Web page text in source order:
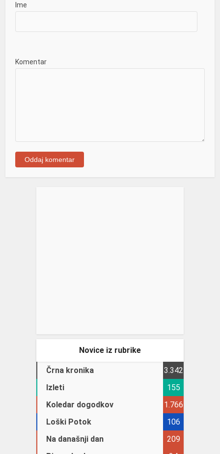
Ime
Komentar
Novice iz rubrike
Črna kronika
3.342
Izleti
155
Koledar dogodkov
1.766
Loški Potok
106
Na današnji dan
209